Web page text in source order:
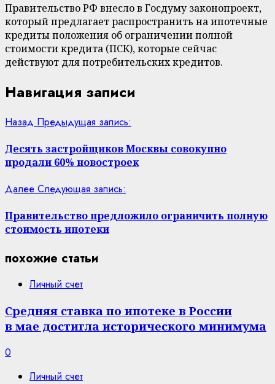
Правительство РФ внесло в Госдуму законопроект,
который предлагает распространить на ипотечные
кредиты положения об ограничении полной
стоимости кредита (ПСК), которые сейчас
действуют для потребительских кредитов.
Навигация записи
Назад Предыдущая запись:
Десять застройщиков Москвы совокупно
продали 60% новостроек
Далее Следующая запись:
Правительство предложило ограничить полную
стоимость ипотеки
похожие статьи
Личный счет
Средняя ставка по ипотеке в России
в мае достигла исторического минимума
0
Личный счет